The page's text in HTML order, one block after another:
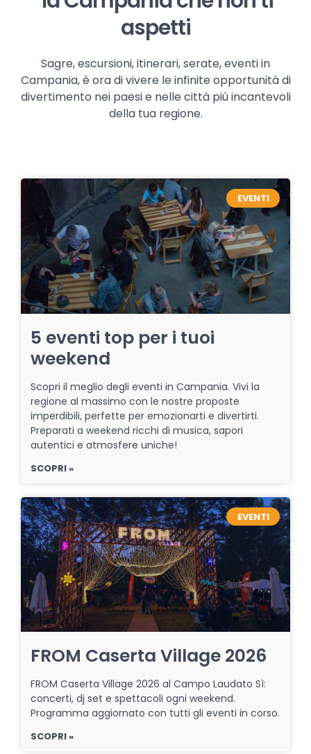
aspetti
Sagre, escursioni, itinerari, serate, eventi in
Campania, è ora di vivere le infinite opportunità di
divertimento nei paesi e nelle città più incantevoli
della tua regione.
EVENTI
5 eventi top per i tuoi
weekend
Scopri il meglio degli eventi in Campania. Vivi la
regione al massimo con le nostre proposte
imperdibili, perfette per emozionarti e divertirti.
Preparati a weekend ricchi di musica, sapori
autentici e atmosfere uniche!
SCOPRI »
EVENTI
FROM Caserta Village 2026
FROM Caserta Village 2026 al Campo Laudato Sì:
concerti, dj set e spettacoli ogni weekend.
Programma aggiornato con tutti gli eventi in corso.
SCOPRI »